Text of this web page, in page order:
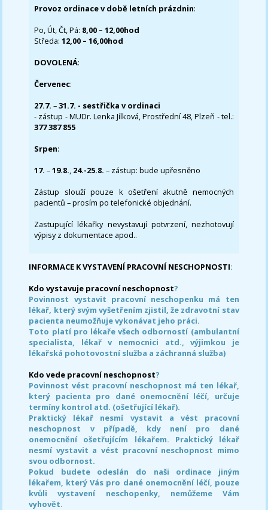
Provoz ordinace v době letních prázdnin:
Po, Út, Čt, Pá: 8,00 – 12,00hod
Středa:12,00 – 16,00hod
DOVOLENÁ:
Červenec:
27.7.–31.7. - sestřička v ordinaci
- zástup - MUDr. Lenka Jílková, Prostřední 48, Plzeň - tel.:
377 387 855
Srpen:
17. –19.8., 24.-25.8. – zástup: bude upřesněno
Zástup slouží pouze k ošetření akutně nemocných
pacientů – prosím po telefonické objednání.
Zastupující lékařky nevystavují potvrzení, nezhotovují
výpisy z dokumentace apod..
INFORMACE K VYSTAVENÍ PRACOVNÍ NESCHOPNOSTI:
Kdo vystavuje pracovní neschopnost?
Povinnost vystavit pracovní neschopenku má ten
lékař, který svým vyšetřením zjistil, že zdravotní stav
pacienta neumožňuje vykonávat jeho práci.
Toto platí pro lékaře všech odborností (ambulantní
specialista, lékař v nemocnici atd., výjimkou je
lékařská pohotovostní služba a záchranná služba)
Kdo vede pracovní neschopnost?
Povinnost vést pracovní neschopnost má ten lékař,
který pacienta pro dané onemocnění léčí, určuje
termíny kontrol atd. (ošetřující lékař).
Praktický lékař nesmí vystavit a vést pracovní
neschopnost v případě, kdy není pro dané
onemocnění ošetřujícím lékařem. Praktický lékař
nesmí vystavit a vést pracovní neschopnost mimo
svou odbornost.
Pokud budete odeslán do naši ordinace jiným
lékařem, který Vás pro dané onemocnění léčí, pouze
kvůli vystavení neschopenky, nemůžeme Vám
vyhovět.